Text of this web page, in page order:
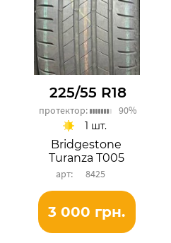
225/55 R18
протектор: 90%
Bridgestone
Turanza T005
8425
1 шт.
3 000 грн.